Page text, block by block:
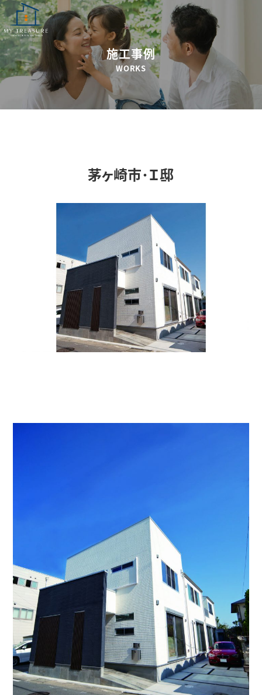
施工事例
WORKS
茅ヶ崎市･Ｉ邸